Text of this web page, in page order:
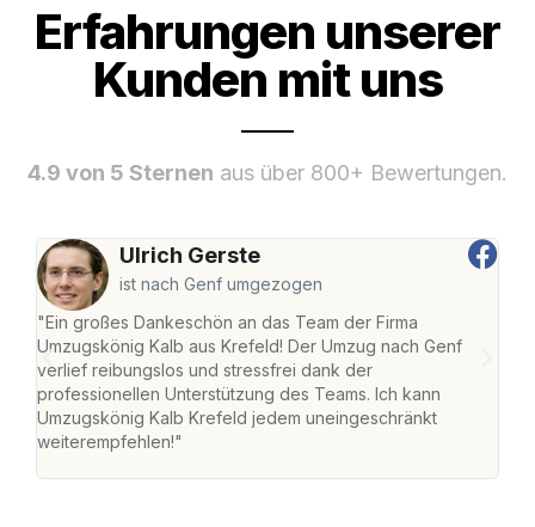
Erfahrungen unserer
Kunden mit uns
4.9 von 5 Sternen aus über 800+ Bewertungen.
Ulrich Gerste
ist nach Genf umgezogen
"Ein großes Dankeschön an das Team der Firma
Umzugskönig Kalb aus Krefeld! Der Umzug nach Genf
verlief reibungslos und stressfrei dank der
professionellen Unterstützung des Teams. Ich kann
Umzugskönig Kalb Krefeld jedem uneingeschränkt
weiterempfehlen!"